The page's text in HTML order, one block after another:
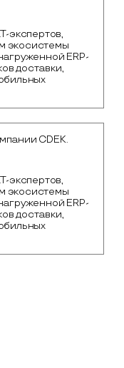
экспертов,
экосистемы
ERP-
доставки,
CDEK.
экспертов,
экосистемы
ERP-
доставки,